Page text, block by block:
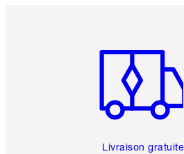
Livraison gratuite